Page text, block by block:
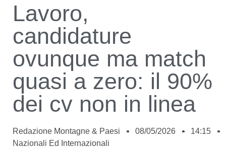
Lavoro,
candidature
ovunque ma match
quasi a zero: il 90%
dei cv non in linea
Redazione Montagne & Paesi 08/05/2026
14:15
Nazionali Ed Internazionali